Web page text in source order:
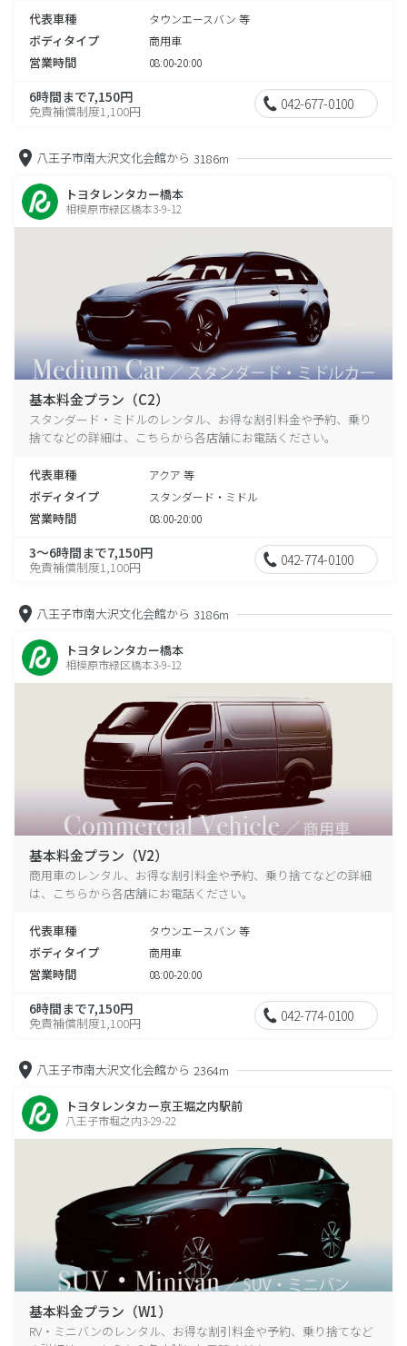
代表車種 タウンエースバン 等
ボディタイプ 商用車
営業時間 08:00-20:00
6時間まで7,150円
免責補償制度1,100円 042-677-0100
八王子市南大沢文化会館から 3186m
トヨタレンタカー橋本
相模原市緑区橋本3-9-12
基本料金プラン（C2）
スタンダード・ミドルのレンタル、お得な割引料金や予約、乗り
捨てなどの詳細は、こちらから各店舗にお電話ください。
代表車種 アクア 等
ボディタイプ スタンダード・ミドル
営業時間 08:00-20:00
3～6時間まで7,150円
免責補償制度1,100円 042-774-0100
八王子市南大沢文化会館から 3186m
トヨタレンタカー橋本
相模原市緑区橋本3-9-12
基本料金プラン（V2）
商用車のレンタル、お得な割引料金や予約、乗り捨てなどの詳細
は、こちらから各店舗にお電話ください。
代表車種 タウンエースバン 等
ボディタイプ 商用車
営業時間 08:00-20:00
6時間まで7,150円
免責補償制度1,100円 042-774-0100
八王子市南大沢文化会館から 2364m
トヨタレンタカー京王堀之内駅前
八王子市堀之内3-29-22
基本料金プラン（W1）
RV・ミニバンのレンタル、お得な割引料金や予約、乗り捨てなど